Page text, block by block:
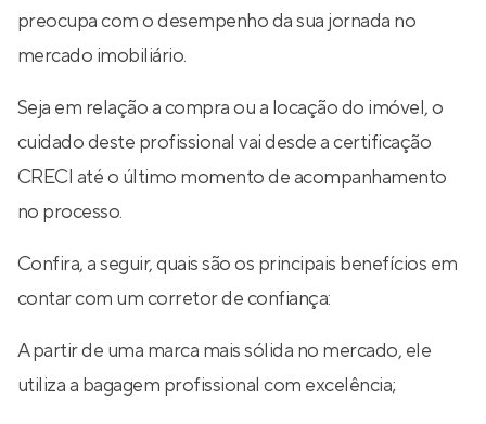
preocupa com o desempenho da sua jornada no
mercado imobiliário.
Seja em relação a compra ou a locação do imóvel, o
cuidado deste profissional vai desde a certificação
CRECI até o último momento de acompanhamento
no processo.
Confira, a seguir, quais são os principais benefícios em
contar com um corretor de confiança:
A partir de uma marca mais sólida no mercado, ele
utiliza a bagagem profissional com excelência;